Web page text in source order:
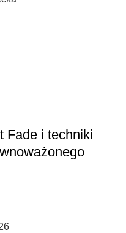
Fade i techniki